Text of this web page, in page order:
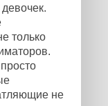
только
не